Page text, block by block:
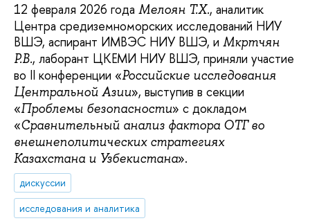
12 февраля 2026 года Мелоян Т.Х., аналитик
Центра средиземноморских исследований НИУ
ВШЭ, аспирант ИМВЭС НИУ ВШЭ, и Мкртчян
Р.В., лаборант ЦКЕМИ НИУ ВШЭ, приняли участие
во II конференции «Российские исследования
Центральной Азии», выступив в секции
«Проблемы безопасности» с докладом
«Сравнительный анализ фактора ОТГ во
внешнеполитических стратегиях
Казахстана и Узбекистана».
дискуссии
исследования и аналитика